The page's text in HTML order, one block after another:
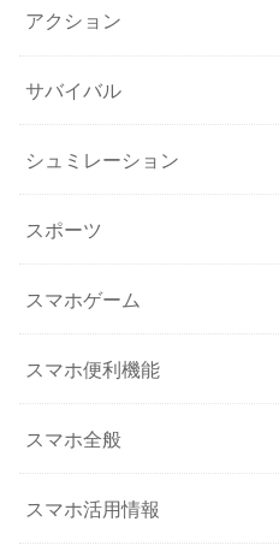
アクション
サバイバル
シュミレーション
スポーツ
スマホゲーム
スマホ便利機能
スマホ全般
スマホ活用情報